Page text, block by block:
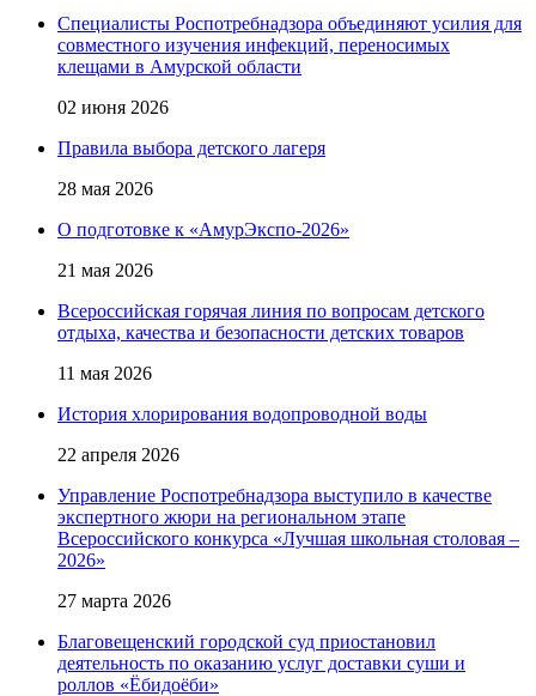
Специалисты Роспотребнадзора объединяют усилия для
совместного изучения инфекций, переносимых
клещами в Амурской области
02 июня 2026
Правила выбора детского лагеря
28 мая 2026
О подготовке к «АмурЭкспо-2026»
21 мая 2026
Всероссийская горячая линия по вопросам детского
отдыха, качества и безопасности детских товаров
11 мая 2026
История хлорирования водопроводной воды
22 апреля 2026
Управление Роспотребнадзора выступило в качестве
экспертного жюри на региональном этапе
Всероссийского конкурса «Лучшая школьная столовая –
2026»
27 марта 2026
Благовещенский городской суд приостановил
деятельность по оказанию услуг доставки суши и
роллов «Ёбидоёби»